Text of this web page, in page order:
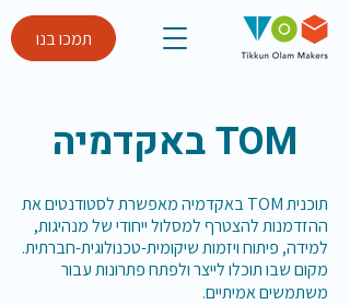
תמכו בנו
TOM באקדמיה
תוכנית TOM באקדמיה מאפשרת לסטודנטים את
ההזדמנות להצטרף למסלול ייחודי של מנהיגות,
למידה, פיתוח ויזמות שיקומית-טכנולוגית-חברתית.
מקום שבו תוכלו לייצר ולפתח פתרונות עבור
משתמשים אמיתיים.